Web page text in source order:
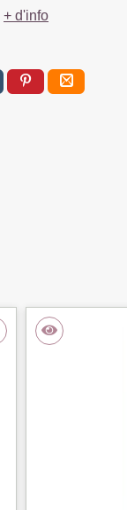
+ d'info